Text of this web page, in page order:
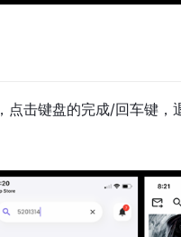
，点击键盘的完成/回车键，